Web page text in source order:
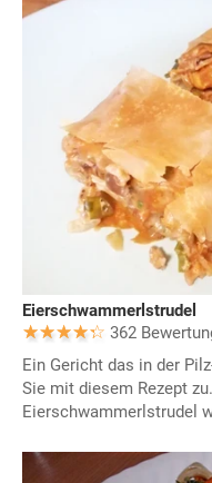
Eierschwammerlstrudel
362
Ein Gericht das in der
Sie mit diesem Rezept
Eierschwammerlstrudel